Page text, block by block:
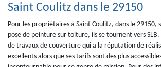
Saint Coulitz dans le 29150
Pour les propriétaires à Saint Coulitz, dans le 29150,
pose de peinture sur toiture, ils se tournent vers SLB.
de travaux de couverture qui a la réputation de
excellents alors que ses tarifs sont des plus